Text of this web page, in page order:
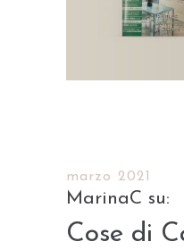
marzo 2021
Cose di